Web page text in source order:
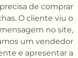
de comprar
O cliente viu o
no site,
um vendedor
e apresentar a